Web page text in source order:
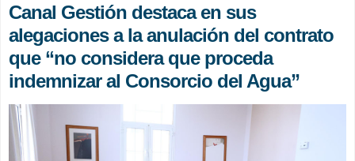
Canal Gestión destaca en sus
alegaciones a la anulación del contrato
que “no considera que proceda
indemnizar al Consorcio del Agua”